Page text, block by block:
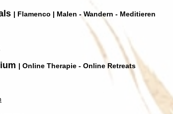
| Flamenco | Malen - Wandern - Meditieren
| Online Therapie - Online Retreats